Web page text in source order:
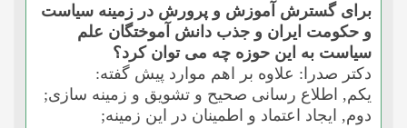
براى گسترش آموزش و پرورش در زمینه سیاست
و حکومت ایران و جذب دانش آموختگان علم
سیاست به این حوزه چه مى توان کرد؟
دکتر صدرا: علاوه بر اهم موارد پیش گفته:
یکم, اطلاع رسانى صحیح و تشویق و زمینه سازى;
دوم, ایجاد اعتماد و اطمینان در این زمینه;